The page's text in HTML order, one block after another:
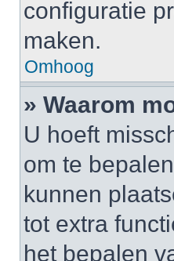
configuratie
maken.
Omhoog
» Waarom
U hoeft
om te
kunnen
tot extra
het bepalen